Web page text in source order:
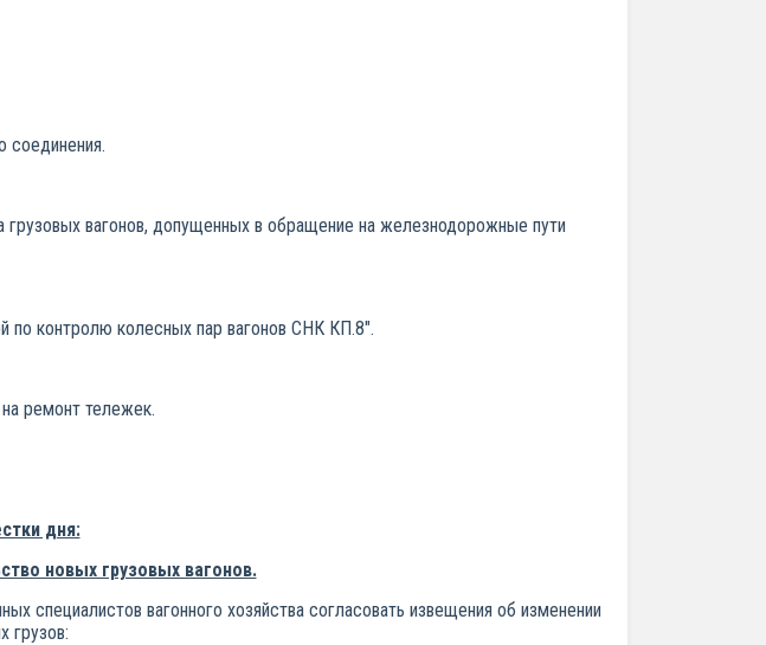
соединения.
вагонов, допущенных в обращение на железнодорожные пути
контролю колесных пар вагонов СНК КП.8".
ремонт тележек.
дня:
новых грузовых вагонов.
вагонного хозяйства согласовать извещения об изменении
грузов: